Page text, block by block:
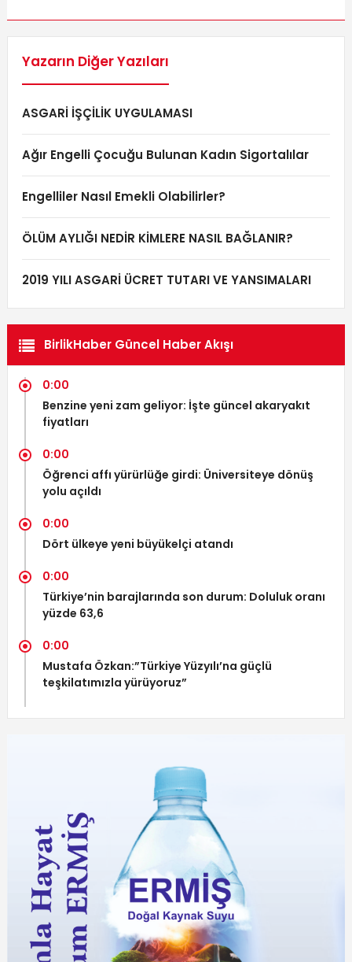
Yazarın Diğer Yazıları
ASGARİ İŞÇİLİK UYGULAMASI
Ağır Engelli Çocuğu Bulunan Kadın Sigortalılar
Engelliler Nasıl Emekli Olabilirler?
ÖLÜM AYLIĞI NEDİR KİMLERE NASIL BAĞLANIR?
2019 YILI ASGARİ ÜCRET TUTARI VE YANSIMALARI
BirlikHaber Güncel Haber Akışı
0:00
Benzine yeni zam geliyor: İşte güncel akaryakıt
fiyatları
0:00
Öğrenci affı yürürlüğe girdi: Üniversiteye dönüş
yolu açıldı
0:00
Dört ülkeye yeni büyükelçi atandı
0:00
Türkiye’nin barajlarında son durum: Doluluk oranı
yüzde 63,6
0:00
Mustafa Özkan:”Türkiye Yüzyılı’na güçlü
teşkilatımızla yürüyoruz”